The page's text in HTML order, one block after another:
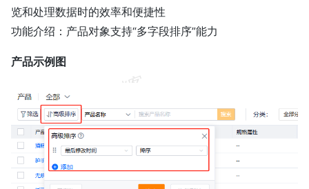
览和处理数据时的效率和便捷性
功能介绍：产品对象支持“多字段排序”能力
产品示例图